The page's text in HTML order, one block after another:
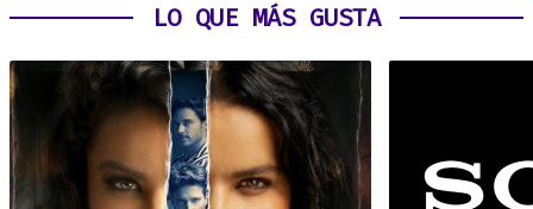
LO QUE MÁS GUSTA